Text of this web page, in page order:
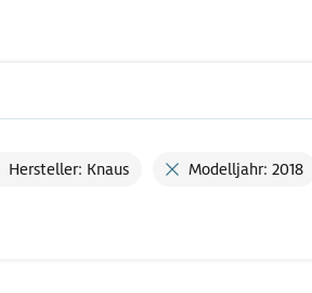
Hersteller: Knaus Modelljahr: 2018